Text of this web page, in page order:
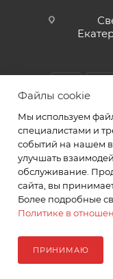
2026 ©
Файлы cookie
Мы используем
специалистами и
событий на нашем
улучшать
обслуживание.
сайта, вы
Более подробные
Политике в
ПРИНИМАЮ